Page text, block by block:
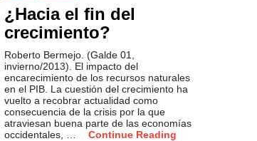
¿Hacia el fin del
crecimiento?
Roberto Bermejo. (Galde 01,
invierno/2013). El impacto del
encarecimiento de los recursos naturales
en el PIB. La cuestión del crecimiento ha
vuelto a recobrar actualidad como
consecuencia de la crisis por la que
atraviesan buena parte de las economías
occidentales, …
Continue Reading